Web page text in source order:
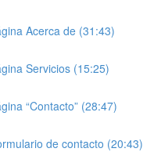
Acerca de (31:43)
Servicios (15:25)
“Contacto” (28:47)
de contacto (20:43)